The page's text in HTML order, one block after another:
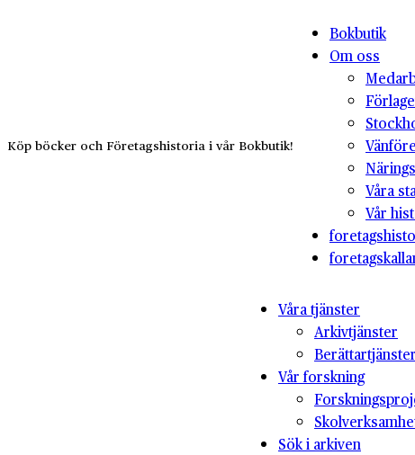
Köp böcker och Företagshistoria i vår Bokbutik!
Bokbutik
Om oss
Våra
Vår
Våra tjänster
Arkivtjänster
Berättartjänster
Vår forskning
Sök i arkiven